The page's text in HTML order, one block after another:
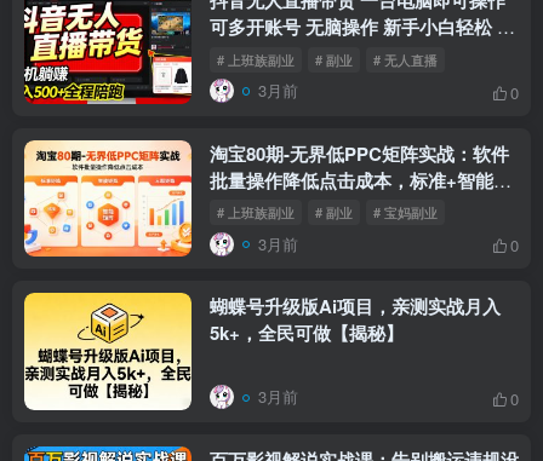
可多开账号 无脑操作 新手小白轻松 日
入500+
# 上班族副业 # 副业 # 无人直播
3月前 0
淘宝80期-无界低PPC矩阵实战：软件
批量操作降低点击成本，标准+智能
+人群三矩阵投产择优
# 上班族副业 # 副业 # 宝妈副业
3月前 0
蝴蝶号升级版Ai项目，亲测实战月入
5k+，全民可做【揭秘】
3月前 0